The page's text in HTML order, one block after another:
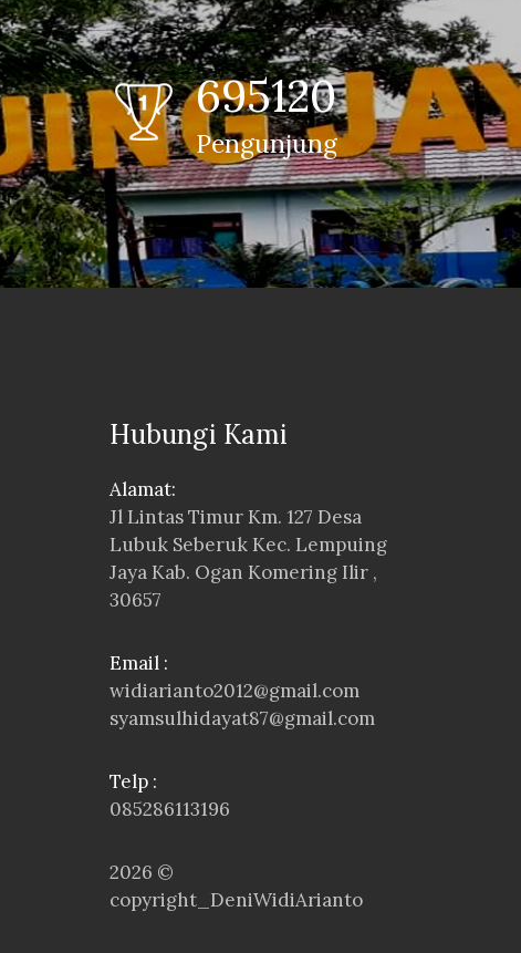
695120
Pengunjung
Hubungi Kami
Alamat:
Jl Lintas Timur Km. 127 Desa
Lubuk Seberuk Kec. Lempuing
Jaya Kab. Ogan Komering Ilir ,
30657
Email :
widiarianto2012@gmail.com
syamsulhidayat87@gmail.com
Telp :
085286113196
2026 ©
copyright_DeniWidiArianto